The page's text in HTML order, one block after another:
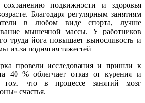
сохранению подвижности и здоровья
Благодаря регулярным занятиям
в любом виде спорта, лучше
мышечной массы. У работников
труда йога повышает выносливость и
из-за поднятия тяжестей.
провели исследования и пришли к
40 % облегчает отказ от курения и
том, что в процессе занятий мозг
счастья.